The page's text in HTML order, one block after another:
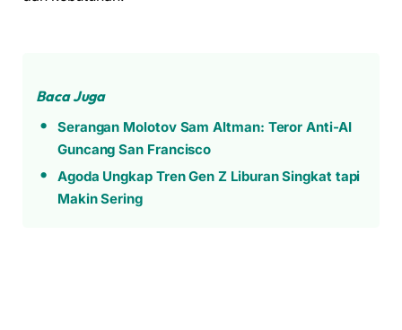
Baca Juga
Serangan Molotov Sam Altman: Teror Anti-AI
Guncang San Francisco
Agoda Ungkap Tren Gen Z Liburan Singkat tapi
Makin Sering